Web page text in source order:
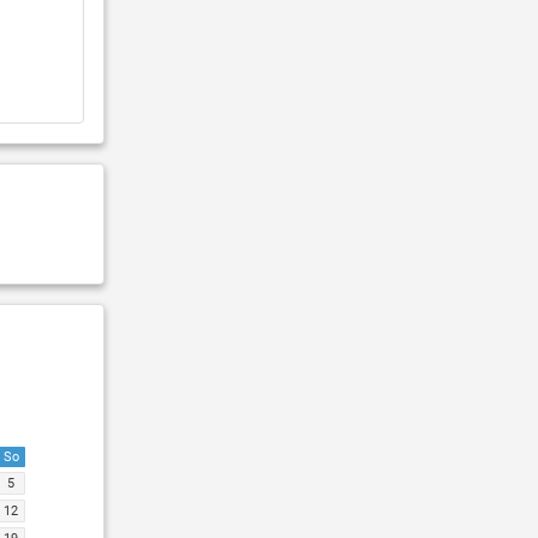
So
5
12